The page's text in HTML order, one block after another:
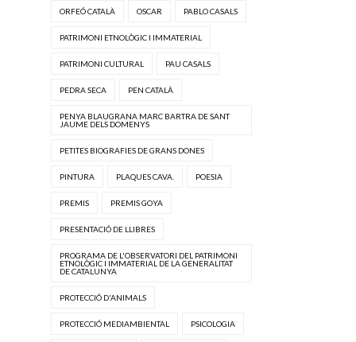
ORFEÓ CATALÀ OSCAR PABLO CASALS
PATRIMONI ETNOLÒGIC I IMMATERIAL
PATRIMONI CULTURAL PAU CASALS
PEDRA SECA PEN CATALÀ
PENYA BLAUGRANA MARC BARTRA DE SANT
JAUME DELS DOMENYS
PETITES BIOGRAFIES DE GRANS DONES
PINTURA PLAQUES CAVA. POESIA
PREMIS PREMIS GOYA
PRESENTACIÓ DE LLIBRES
PROGRAMA DE L'OBSERVATORI DEL PATRIMONI
ETNOLÒGIC I IMMATERIAL DE LA GENERALITAT
DE CATALUNYA
PROTECCIÓ D'ANIMALS
PROTECCIÓ MEDIAMBIENTAL PSICOLOGIA